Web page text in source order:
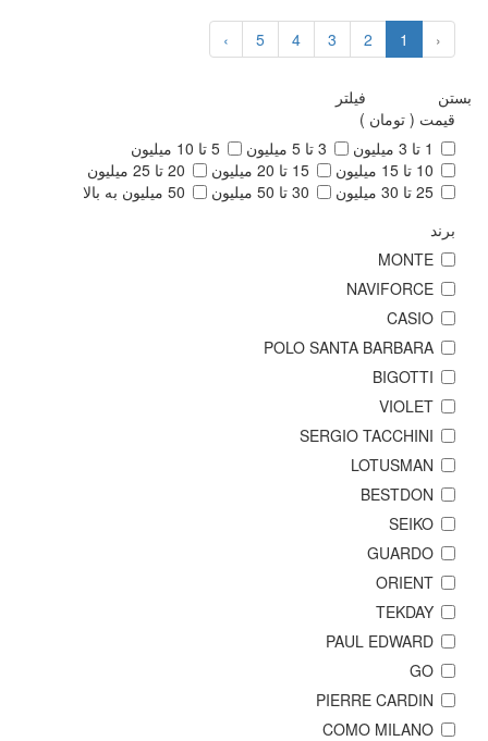
بستن
فیلتر
قیمت ( تومان )
1 تا 3 میلیون
3 تا 5 میلیون
5 تا 10 میلیون
10 تا 15 میلیون
15 تا 20 میلیون
20 تا 25 میلیون
25 تا 30 میلیون
30 تا 50 میلیون
50 میلیون به بالا
برند
MONTE
NAVIFORCE
CASIO
POLO SANTA BARBARA
BIGOTTI
VIOLET
SERGIO TACCHINI
LOTUSMAN
BESTDON
SEIKO
GUARDO
ORIENT
TEKDAY
PAUL EDWARD
GO
PIERRE CARDIN
COMO MILANO